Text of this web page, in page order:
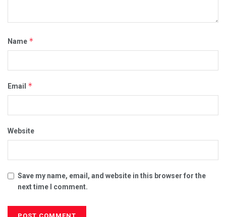
Name *
Email *
Website
Save my name, email, and website in this browser for the
next time I comment.